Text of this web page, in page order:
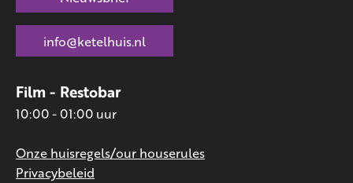
Film - Restobar
10:00 - 01:00 uur
Onze huisregels/our houserules
Privacybeleid
info@ketelhuis.nl